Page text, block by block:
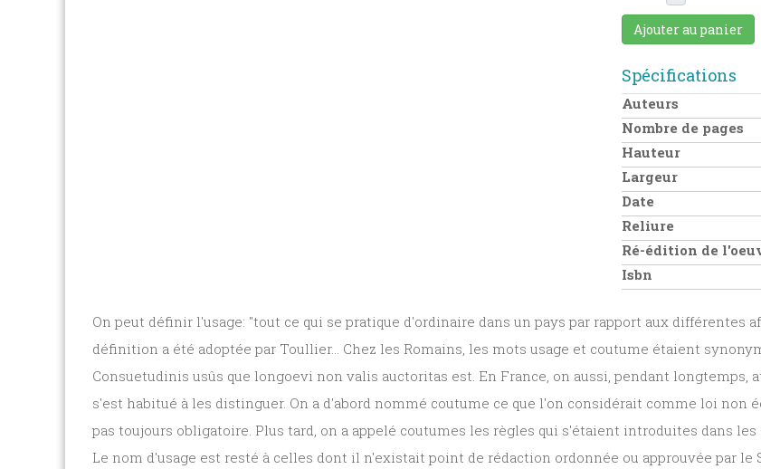
Ajouter au panier
Spécifications
Auteurs
Nombre de pages
Hauteur
Largeur
Date
Reliure
Ré-édition de
Isbn
On peut définir l'usage: "tout ce qui se pratique d'ordinaire dans un pays par rapport aux différentes
définition a été adoptée par Toullier... Chez les Romains, les mots usage et coutume étaient
Consuetudinis usûs que longoevi non valis auctoritas est. En France, on aussi, pendant longtemps,
s'est habitué à les distinguer. On a d'abord nommé coutume ce que l'on considérait comme loi non
pas toujours obligatoire. Plus tard, on a appelé coutumes les règles qui s'étaient introduites dans
Le nom d'usage est resté à celles dont il n'existait point de rédaction ordonnée ou approuvée par le